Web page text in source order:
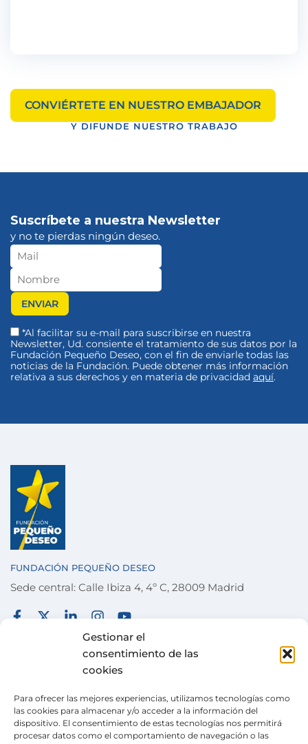
Gestionar el
consentimiento de las
cookies
Para ofrecer las mejores experiencias, utilizamos tecnologías como
las cookies para almacenar y/o acceder a la información del
dispositivo. El consentimiento de estas tecnologías nos permitirá
procesar datos como el comportamiento de navegación o las
CONVIÉRTETE EN NUESTRO EMBAJADOR
Y DIFUNDE NUESTRO TRABAJO
Suscríbete a nuestra Newsletter
y no te pierdas ningún deseo.
*Al facilitar su e-mail para suscribirse en nuestra
Newsletter, Ud. consiente el tratamiento de sus datos por la
Fundación Pequeño Deseo, con el fin de enviarle todas las
noticias de la Fundación. Puede obtener más información
relativa a sus derechos y en materia de privacidad aquí.
FUNDACIÓN PEQUEÑO DESEO
Sede central: Calle Ibiza 4, 4º C, 28009 Madrid
ACTUALIDAD
TIENDA SOLIDARIA
POLÍTICA DE PRIVACIDAD
CANAL DE DENUNCIAS